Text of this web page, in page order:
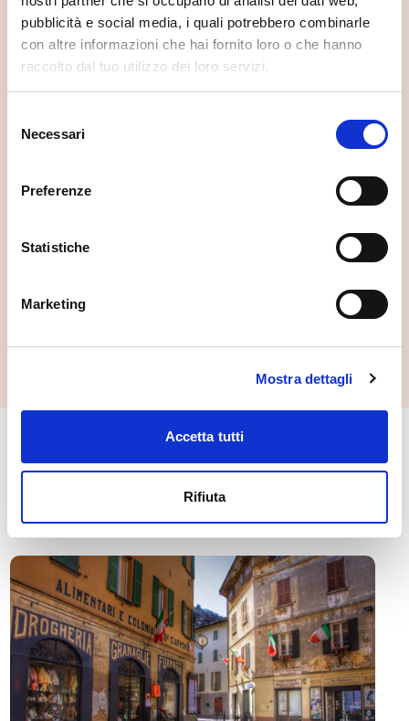
pubblicità e social media, i quali potrebbero combinarle
con altre informazioni che hai fornito loro o che hanno
raccolto dal tuo utilizzo dei loro servizi.
delNecessari
Preferenze
Statistiche
Marketing
Mostra dettagli
Accetta tutti
Rifiuta
Morbegno
🏘️ Scopri il comune di